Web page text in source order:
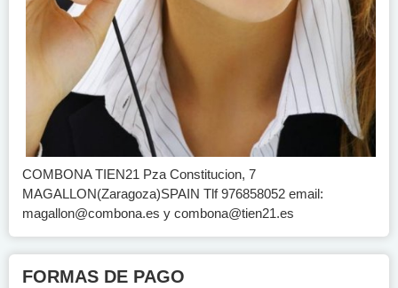
COMBONA TIEN21 Pza Constitucion, 7
MAGALLON(Zaragoza)SPAIN Tlf 976858052 email:
magallon@combona.es y combona@tien21.es
FORMAS DE PAGO